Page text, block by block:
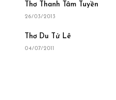
Thơ Thanh Tâm Tuyền
26/03/2013
Thơ Du Tử Lê
04/07/2011